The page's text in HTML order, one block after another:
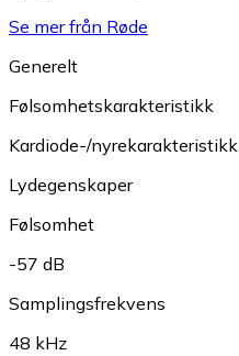
Se mer från Røde
Generelt
Følsomhetskarakteristikk
Kardiode-/nyrekarakteristikk
Lydegenskaper
Følsomhet
-57 dB
Samplingsfrekvens
48 kHz